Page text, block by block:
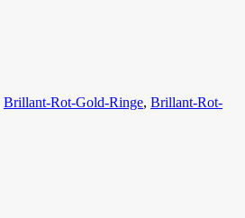
Brillant-Rot-Gold-Ringe, Brillant-Rot-